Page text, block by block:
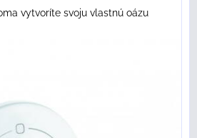
vytvoríte svoju vlastnú oázu